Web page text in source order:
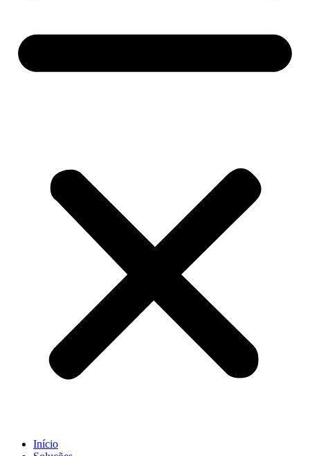
Início